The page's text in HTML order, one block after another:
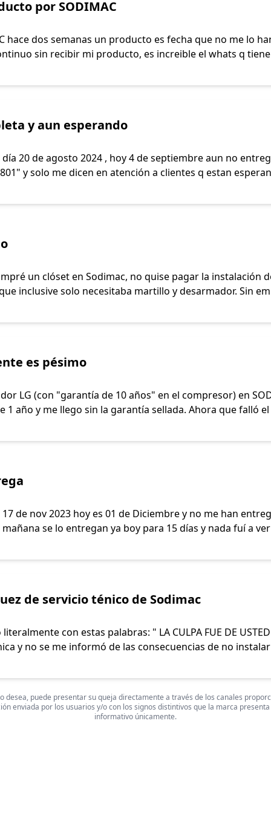
por SODIMAC
hace dos semanas un producto es fecha que no me lo
sin recibir mi producto, es increible el whats q
y aun esperando
día 20 de agosto 2024 , hoy 4 de septiembre aun no
y solo me dicen en atención a clientes q estan
un clóset en Sodimac, no quise pagar la instalación
inclusive solo necesitaba martillo y desarmador. Sin
es pésimo
LG (con "garantía de 10 años" en el compresor) en
1 año y me llego sin la garantía sellada. Ahora que falló
de nov 2023 hoy es 01 de Diciembre y no me han
se lo entregan ya boy para 15 días y nada fuí a
de servicio ténico de Sodimac
con estas palabras: " LA CULPA FUE DE
y no se me informó de las consecuencias de no
puede presentar su queja directamente a través de los canales
enviada por los usuarios y/o con los signos distintivos que la marca
informativo únicamente.